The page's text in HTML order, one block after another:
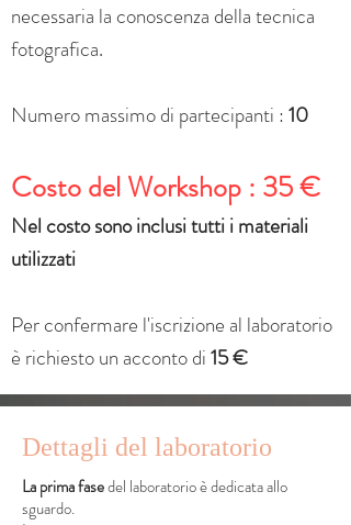
necessaria la conoscenza della tecnica
fotografica.
Numero massimo di partecipanti :10
Costo del Workshop : 35 €
Nel costo sono inclusi tutti i materiali
utilizzati
Per confermare l'iscrizione al laboratorio
è richiesto un acconto di15€
Dettagli del laboratorio
La prima fasedel laboratorio è dedicata allo
sguardo.